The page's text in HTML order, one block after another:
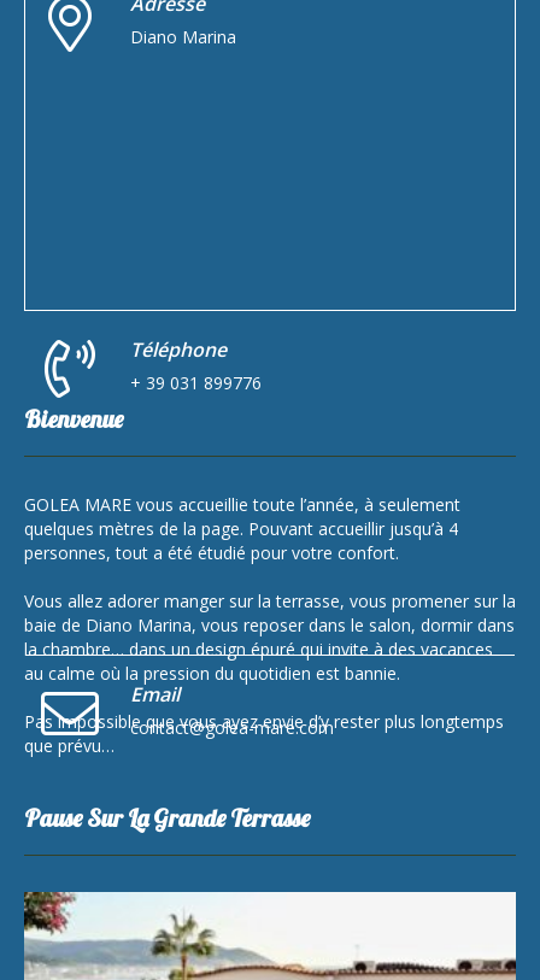
Diano Marina
Téléphone
+ 39 031 899776
Email
contact@golea-mare.com
Bienvenue
GOLEA MARE vous accueillie toute l’année, à seulement
quelques mètres de la page. Pouvant accueillir jusqu’à 4
personnes, tout a été étudié pour votre confort.
Vous allez adorer manger sur la terrasse, vous promener sur la
baie de Diano Marina, vous reposer dans le salon, dormir dans
la chambre… dans un design épuré qui invite à des vacances
au calme où la pression du quotidien est bannie.
Pas impossible que vous ayez envie d’y rester plus longtemps
que prévu…
Pause Sur La Grande Terrasse